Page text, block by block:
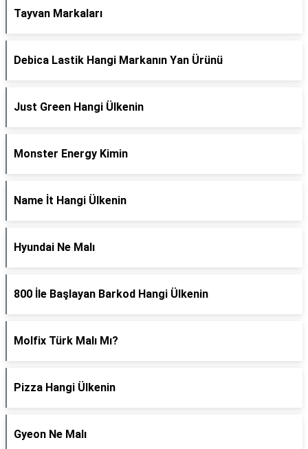
Tayvan Markaları
Debica Lastik Hangi Markanın Yan Ürünü
Just Green Hangi Ülkenin
Monster Energy Kimin
Name İt Hangi Ülkenin
Hyundai Ne Malı
800 İle Başlayan Barkod Hangi Ülkenin
Molfix Türk Malı Mı?
Pizza Hangi Ülkenin
Gyeon Ne Malı